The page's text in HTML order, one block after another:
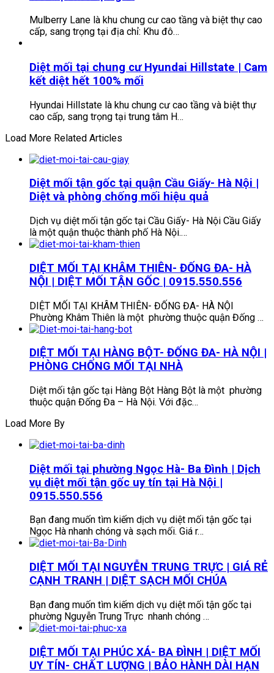
Mulberry Lane là khu chung cư cao tầng và biệt thự cao
cấp, sang trọng tại địa chỉ: Khu đô…
Diệt mối tại chung cư Hyundai Hillstate | Cam
kết diệt hết 100% mối
Hyundai Hillstate là khu chung cư cao tầng và biệt thự
cao cấp, sang trọng tại trung tâm H…
Load More Related Articles
Diệt mối tận gốc tại quận Cầu Giấy- Hà Nội |
Diệt và phòng chống mối hiệu quả
Dịch vụ diệt mối tận gốc tại Cầu Giấy- Hà Nội Cầu Giấy
là một quận thuộc thành phố Hà Nội.…
DIỆT MỐI TẠI KHÂM THIÊN- ĐỐNG ĐA- HÀ
NỘI | DIỆT MỐI TẬN GỐC | 0915.550.556
DIỆT MỐI TẠI KHÂM THIÊN- ĐỐNG ĐA- HÀ NỘI
Phường Khâm Thiên là một phường thuộc quận Đống …
DIỆT MỐI TẠI HÀNG BỘT- ĐỐNG ĐA- HÀ NỘI |
PHÒNG CHỐNG MỐI TẠI NHÀ
Diệt mối tận gốc tại Hàng Bột Hàng Bột là một phường
thuộc quận Đống Đa – Hà Nội. Với đặc…
Load More By
Diệt mối tại phường Ngọc Hà- Ba Đình | Dịch
vụ diệt mối tận gốc uy tín tại Hà Nội |
0915.550.556
Bạn đang muốn tìm kiếm dịch vụ diệt mối tận gốc tại
Ngọc Hà nhanh chóng và sạch mối. Giá r…
DIỆT MỐI TẠI NGUYỄN TRUNG TRỰC | GIÁ RẺ
CẠNH TRANH | DIỆT SẠCH MỐI CHÚA
Bạn đang muốn tìm kiếm dịch vụ diệt mối tận gốc tại
phường Nguyễn Trung Trực nhanh chóng …
DIỆT MỐI TẠI PHÚC XÁ- BA ĐÌNH | DIỆT MỐI
UY TÍN- CHẤT LƯỢNG | BẢO HÀNH DÀI HẠN